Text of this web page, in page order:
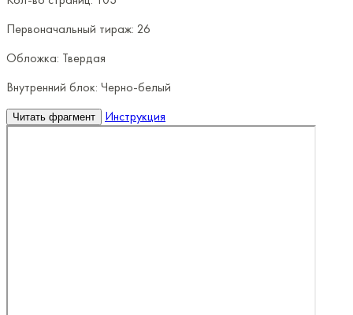
Первоначальный тираж: 26
Обложка: Твердая
Внутренний блок: Черно-белый
Читать фрагмент Инструкция